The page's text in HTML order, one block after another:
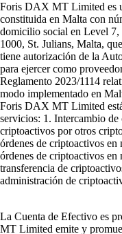
Foris DAX MT Limited es
constituida en Malta con
domicilio social en Level
1000, St. Julians, Malta,
tiene autorización de la
para ejercer como
Reglamento 2023/1114
modo implementado en
Foris DAX MT Limited
servicios: 1. Intercambio
criptoactivos por otros
órdenes de criptoactivos
órdenes de criptoactivos
transferencia de
administración de
La Cuenta de Efectivo es
MT Limited emite y